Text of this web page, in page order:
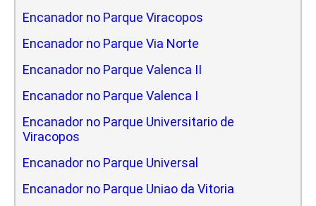
Encanador no Parque Viracopos
Encanador no Parque Via Norte
Encanador no Parque Valenca II
Encanador no Parque Valenca I
Encanador no Parque Universitario de
Viracopos
Encanador no Parque Universal
Encanador no Parque Uniao da Vitoria